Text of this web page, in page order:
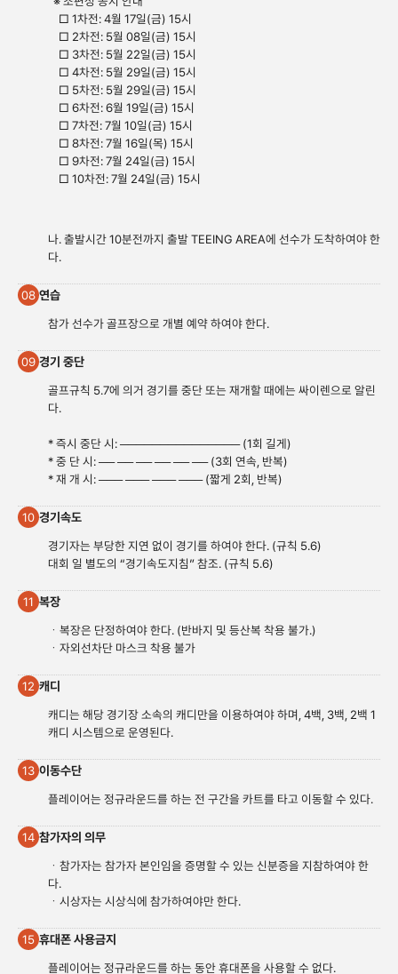
□ 1차전: 4월 17일(금) 15시
□ 2차전: 5월 08일(금) 15시
□ 3차전: 5월 22일(금) 15시
□ 4차전: 5월 29일(금) 15시
□ 5차전: 5월 29일(금) 15시
□ 6차전: 6월 19일(금) 15시
□ 7차전: 7월 10일(금) 15시
□ 8차전: 7월 16일(목) 15시
□ 9차전: 7월 24일(금) 15시
□ 10차전: 7월 24일(금) 15시
나. 출발시간 10분전까지 출발 TEEING AREA에 선수가 도착하여야 한
다.
08 연습
참가 선수가 골프장으로 개별 예약 하여야 한다.
09 경기 중단
골프규칙 5.7에 의거 경기를 중단 또는 재개할 때에는 싸이렌으로 알린
다.
* 즉시 중단 시: ─────────────── (1회 길게)
* 중 단 시: ── ── ── ── ── ── (3회 연속, 반복)
* 재 개 시: ─── ─── ─── ─── (짧게 2회, 반복)
10 경기속도
경기자는 부당한 지연 없이 경기를 하여야 한다. (규칙 5.6)
대회 일 별도의 “경기속도지침” 참조. (규칙 5.6)
11 복장
ㆍ복장은 단정하여야 한다. (반바지 및 등산복 착용 불가.)
ㆍ자외선차단 마스크 착용 불가
12 캐디
캐디는 해당 경기장 소속의 캐디만을 이용하여야 하며, 4백, 3백, 2백 1
캐디 시스템으로 운영된다.
13 이동수단
플레이어는 정규라운드를 하는 전 구간을 카트를 타고 이동할 수 있다.
14 참가자의 의무
ㆍ참가자는 참가자 본인임을 증명할 수 있는 신분증을 지참하여야 한
다.
ㆍ시상자는 시상식에 참가하여야만 한다.
15 휴대폰 사용금지
플레이어는 정규라운드를 하는 동안 휴대폰을 사용할 수 없다.